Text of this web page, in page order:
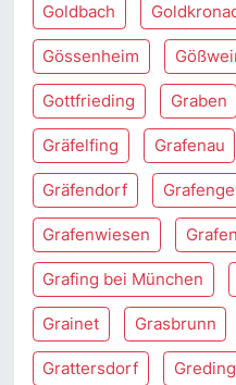
Goldbach
Gössenheim
Gottfrieding Graben
Gräfelfing Grafenau
Gräfendorf
Grafenwiesen
Grafing bei München
Grainet Grasbrunn
Grattersdorf Greding